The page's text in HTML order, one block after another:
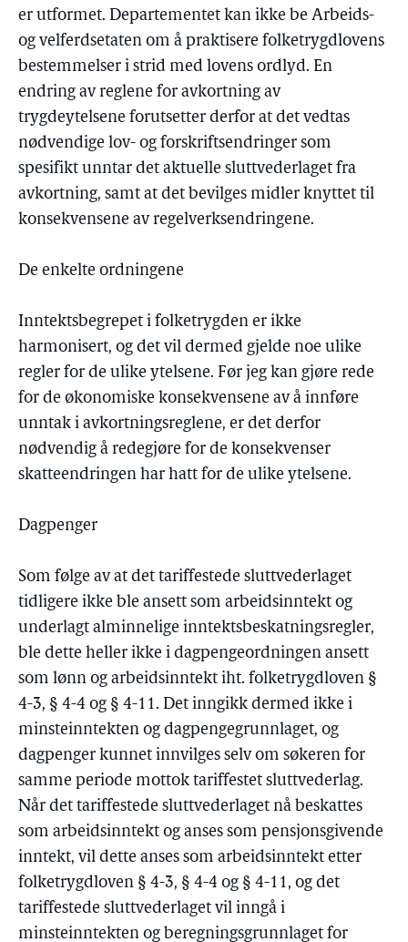
er utformet. Departementet kan ikke be Arbeids-
og velferdsetaten om å praktisere folketrygdlovens
bestemmelser i strid med lovens ordlyd. En
endring av reglene for avkortning av
trygdeytelsene forutsetter derfor at det vedtas
nødvendige lov- og forskriftsendringer som
spesifikt unntar det aktuelle sluttvederlaget fra
avkortning, samt at det bevilges midler knyttet til
konsekvensene av regelverksendringene.
De enkelte ordningene
Inntektsbegrepet i folketrygden er ikke
harmonisert, og det vil dermed gjelde noe ulike
regler for de ulike ytelsene. Før jeg kan gjøre rede
for de økonomiske konsekvensene av å innføre
unntak i avkortningsreglene, er det derfor
nødvendig å redegjøre for de konsekvenser
skatteendringen har hatt for de ulike ytelsene.
Dagpenger
Som følge av at det tariffestede sluttvederlaget
tidligere ikke ble ansett som arbeidsinntekt og
underlagt alminnelige inntektsbeskatningsregler,
ble dette heller ikke i dagpengeordningen ansett
som lønn og arbeidsinntekt iht. folketrygdloven §
4-3, § 4-4 og § 4-11. Det inngikk dermed ikke i
minsteinntekten og dagpengegrunnlaget, og
dagpenger kunnet innvilges selv om søkeren for
samme periode mottok tariffestet sluttvederlag.
Når det tariffestede sluttvederlaget nå beskattes
som arbeidsinntekt og anses som pensjonsgivende
inntekt, vil dette anses som arbeidsinntekt etter
folketrygdloven § 4-3, § 4-4 og § 4-11, og det
tariffestede sluttvederlaget vil inngå i
minsteinntekten og beregningsgrunnlaget for